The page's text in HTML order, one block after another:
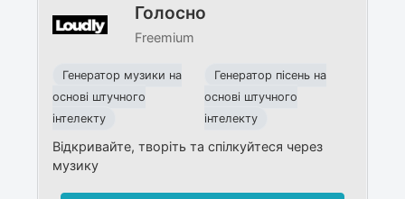
Голосно
Freemium
Генератор музики на
основі штучного
інтелекту
Генератор пісень на
основі штучного
інтелекту
Відкривайте, творіть та спілкуйтеся через
музику